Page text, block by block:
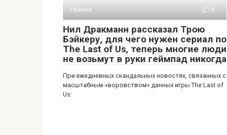
Разное 0
Нил Дракманн рассказал Трою
Бэйкеру, для чего нужен сериал по
The Last of Us, теперь многие люди
не возьмут в руки геймпад никогда
При ежедневных скандальных новостях, связанных с
масштабным «воровством» данных игры The Last of
Us: